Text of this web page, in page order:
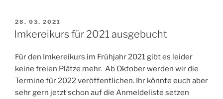
VERÖFFENTLICHT
AM
28. 03. 2021
Imkereikurs für 2021 ausgebucht
Für den Imkereikurs im Frühjahr 2021 gibt es leider
keine freien Plätze mehr. Ab Oktober werden wir die
Termine für 2022 veröffentlichen. Ihr könnte euch aber
sehr gern jetzt schon auf die Anmeldeliste setzen